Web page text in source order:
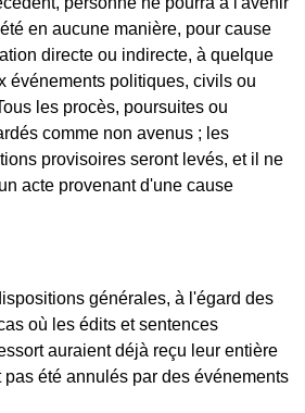
en aucune manière, pour cause
directe ou indirecte, à quelque
événements politiques, civils ou
les procès, poursuites ou
comme non avenus ; les
provisoires seront levés, et il ne
acte provenant d'une cause
générales, à l'égard des
où les édits et sentences
auraient déjà reçu leur entière
été annulés par des événements